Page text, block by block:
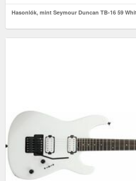
Hasonlók, mint Seymour Duncan TB-16 59